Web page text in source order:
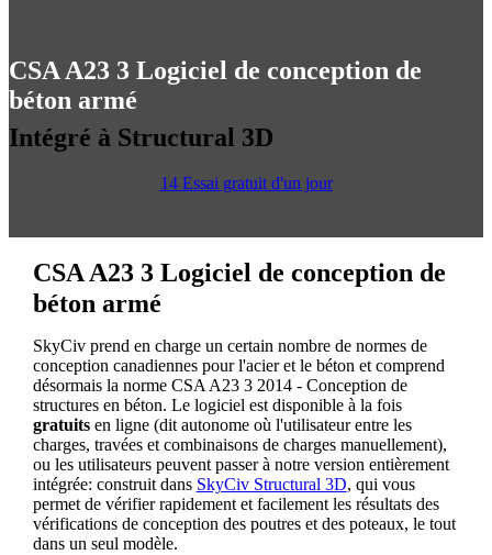
CSA A23 3 Logiciel de conception de
béton armé
Intégré à Structural 3D
14 Essai gratuit d'un jour
CSA A23 3 Logiciel de conception de
béton armé
SkyCiv prend en charge un certain nombre de normes de
conception canadiennes pour l'acier et le béton et comprend
désormais la norme CSA A23 3 2014 - Conception de
structures en béton. Le logiciel est disponible à la fois
gratuitsen ligne (dit autonome où l'utilisateur entre les
charges, travées et combinaisons de charges manuellement),
ou les utilisateurs peuvent passer à notre version entièrement
intégrée: construit dans SkyCiv Structural 3D, qui vous
permet de vérifier rapidement et facilement les résultats des
vérifications de conception des poutres et des poteaux, le tout
dans un seul modèle.